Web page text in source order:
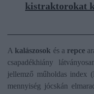
kistraktorokat
A kalászosok és a repce
csapadékhiány
jellemző műholdas index
mennyiség jócskán